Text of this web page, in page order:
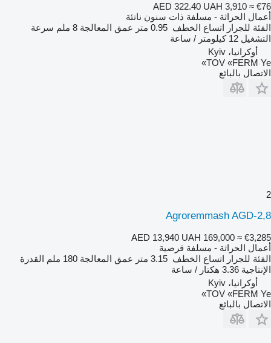
AED 322.40 UAH 3,910 ≈ €76
أعمال الحراثة - مسلفة ذات سنون ناتئة
الفئة للجرار اتساع الخطف 0.95 متر عمق المعالجة 8 ملم
سرعة
التشغيل 12 كيلومتر / ساعة
أوكرانيا، Kyiv
TOV «FERM Ye»
الاتصال بالبائع
2
Agroremmash AGD-2,8
AED 13,940 UAH 169,000 ≈ €3,285
أعمال الحراثة - مسلفة قرصية
الفئة للجرار اتساع الخطف 3.15 متر عمق المعالجة 180 ملم
القدرة
الإنتاجية 3.36 هكتار / ساعة
أوكرانيا، Kyiv
TOV «FERM Ye»
الاتصال بالبائع